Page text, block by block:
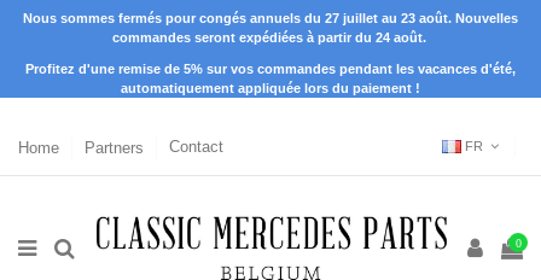
Nous sommes fermés pour congés annuels du 27 juillet au 23 août. Nouvelles
commandes seront expédiées à partir du 24 août.
Profitez d'une remise de 5% sur vos commandes pendant les vacances d'été,
automatiquement appliquée lors du paiement !
Home Partners Contact FR
0